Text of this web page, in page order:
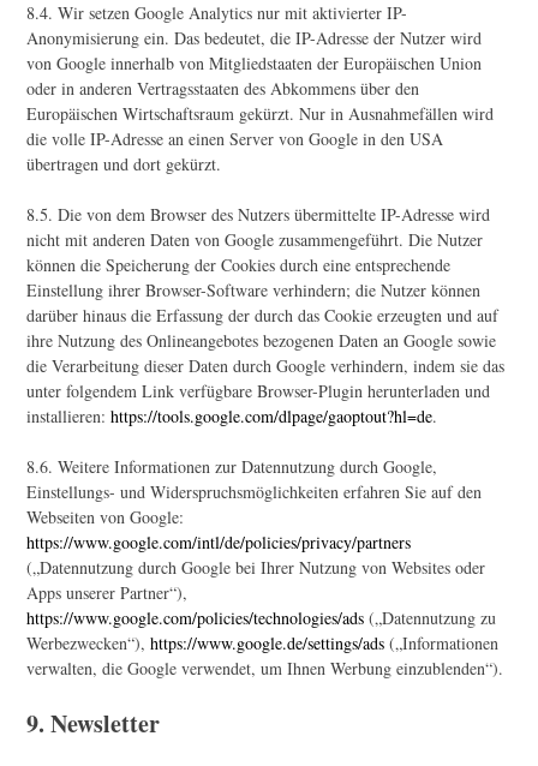
8.4. Wir setzen Google Analytics nur mit aktivierter IP-
Anonymisierung ein. Das bedeutet, die IP-Adresse der Nutzer wird
von Google innerhalb von Mitgliedstaaten der Europäischen Union
oder in anderen Vertragsstaaten des Abkommens über den
Europäischen Wirtschaftsraum gekürzt. Nur in Ausnahmefällen wird
die volle IP-Adresse an einen Server von Google in den USA
übertragen und dort gekürzt.
8.5. Die von dem Browser des Nutzers übermittelte IP-Adresse wird
nicht mit anderen Daten von Google zusammengeführt. Die Nutzer
können die Speicherung der Cookies durch eine entsprechende
Einstellung ihrer Browser-Software verhindern; die Nutzer können
darüber hinaus die Erfassung der durch das Cookie erzeugten und auf
ihre Nutzung des Onlineangebotes bezogenen Daten an Google sowie
die Verarbeitung dieser Daten durch Google verhindern, indem sie das
unter folgendem Link verfügbare Browser-Plugin herunterladen und
installieren:https://tools.google.com/dlpage/gaoptout?hl=de.
8.6. Weitere Informationen zur Datennutzung durch Google,
Einstellungs- und Widerspruchsmöglichkeiten erfahren Sie auf den
Webseiten von Google:
https://www.google.com/intl/de/policies/privacy/partners
(„Datennutzung durch Google bei Ihrer Nutzung von Websites oder
Apps unserer Partner“),
https://www.google.com/policies/technologies/ads („Datennutzung zu
Werbezwecken“),https://www.google.de/settings/ads („Informationen
verwalten, die Google verwendet, um Ihnen Werbung einzublenden“).
9. Newsletter